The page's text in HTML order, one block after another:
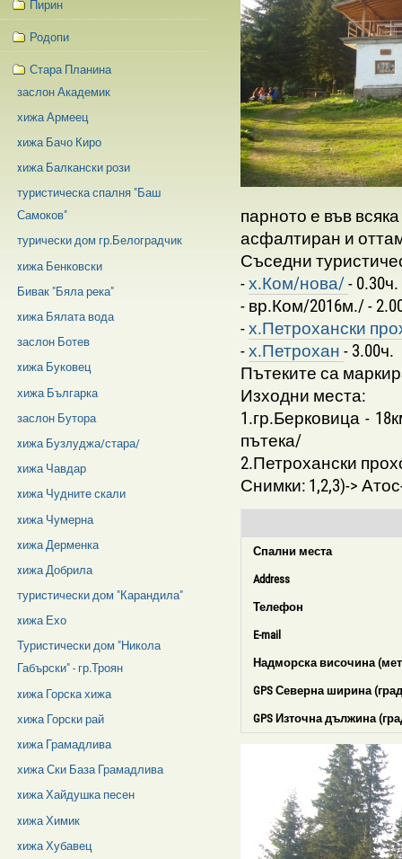
парното е във
асфалтиран и
Съседни
-х.Ком/нова/- 0.30ч.
- вр.Ком/2016м./ -
-х.Петрохански
-х.Петрохан- 3.00ч.
Пътеките са
Изходни места:
1.гр.Берковица -
пътека/
2.Петрохански
Снимки: 1,2,3)->
Спални места
Address
Телефон
E-mail
Надморска височина
GPS Северна ширина
GPS Източна дължина
Пирин
Родопи
Стара Планина
заслон Академик
хижа Армеец
xижа Бачо Киро
xижа Балкански рози
туристическа спалня "Баш
Самоков"
турически дом гр.Белоградчик
xижа Бенковски
Бивак "Бяла река"
xижа Бялата вода
заслон Ботев
xижа Буковец
хижа Българка
заслон Бутора
xижа Бузлуджа/стара/
xижа Чавдар
xижа Чудните скали
xижа Чумерна
xижа Дерменка
xижа Добрила
туристически дом "Карандила"
xижа Ехо
Туристически дом "Никола
Габърски" - гр.Троян
xижа Горска хижа
хижа Горски рай
xижа Грамадлива
хижа Ски База Грамадлива
xижа Хайдушка песен
xижа Химик
xижа Хубавец